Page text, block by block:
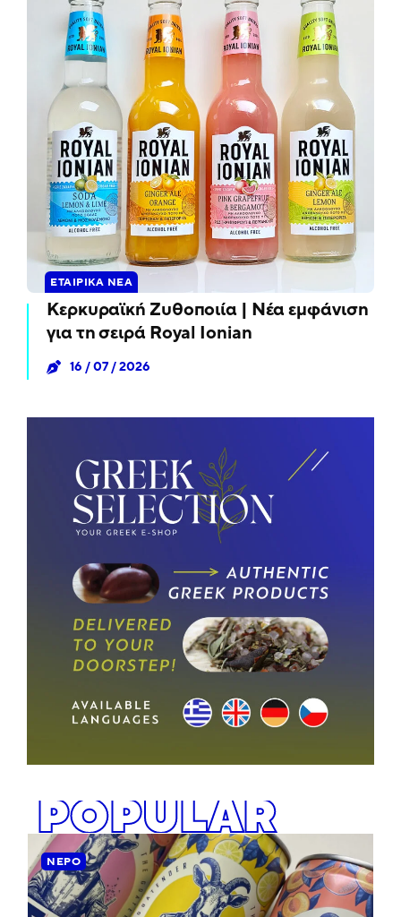
ΕΤΑΙΡΙΚΆ ΝΈΑ
Κερκυραϊκή Ζυθοποιία | Νέα εμφάνιση
για τη σειρά Royal Ionian
16 / 07 / 2026
POPULAR
ΝΕΡΌ